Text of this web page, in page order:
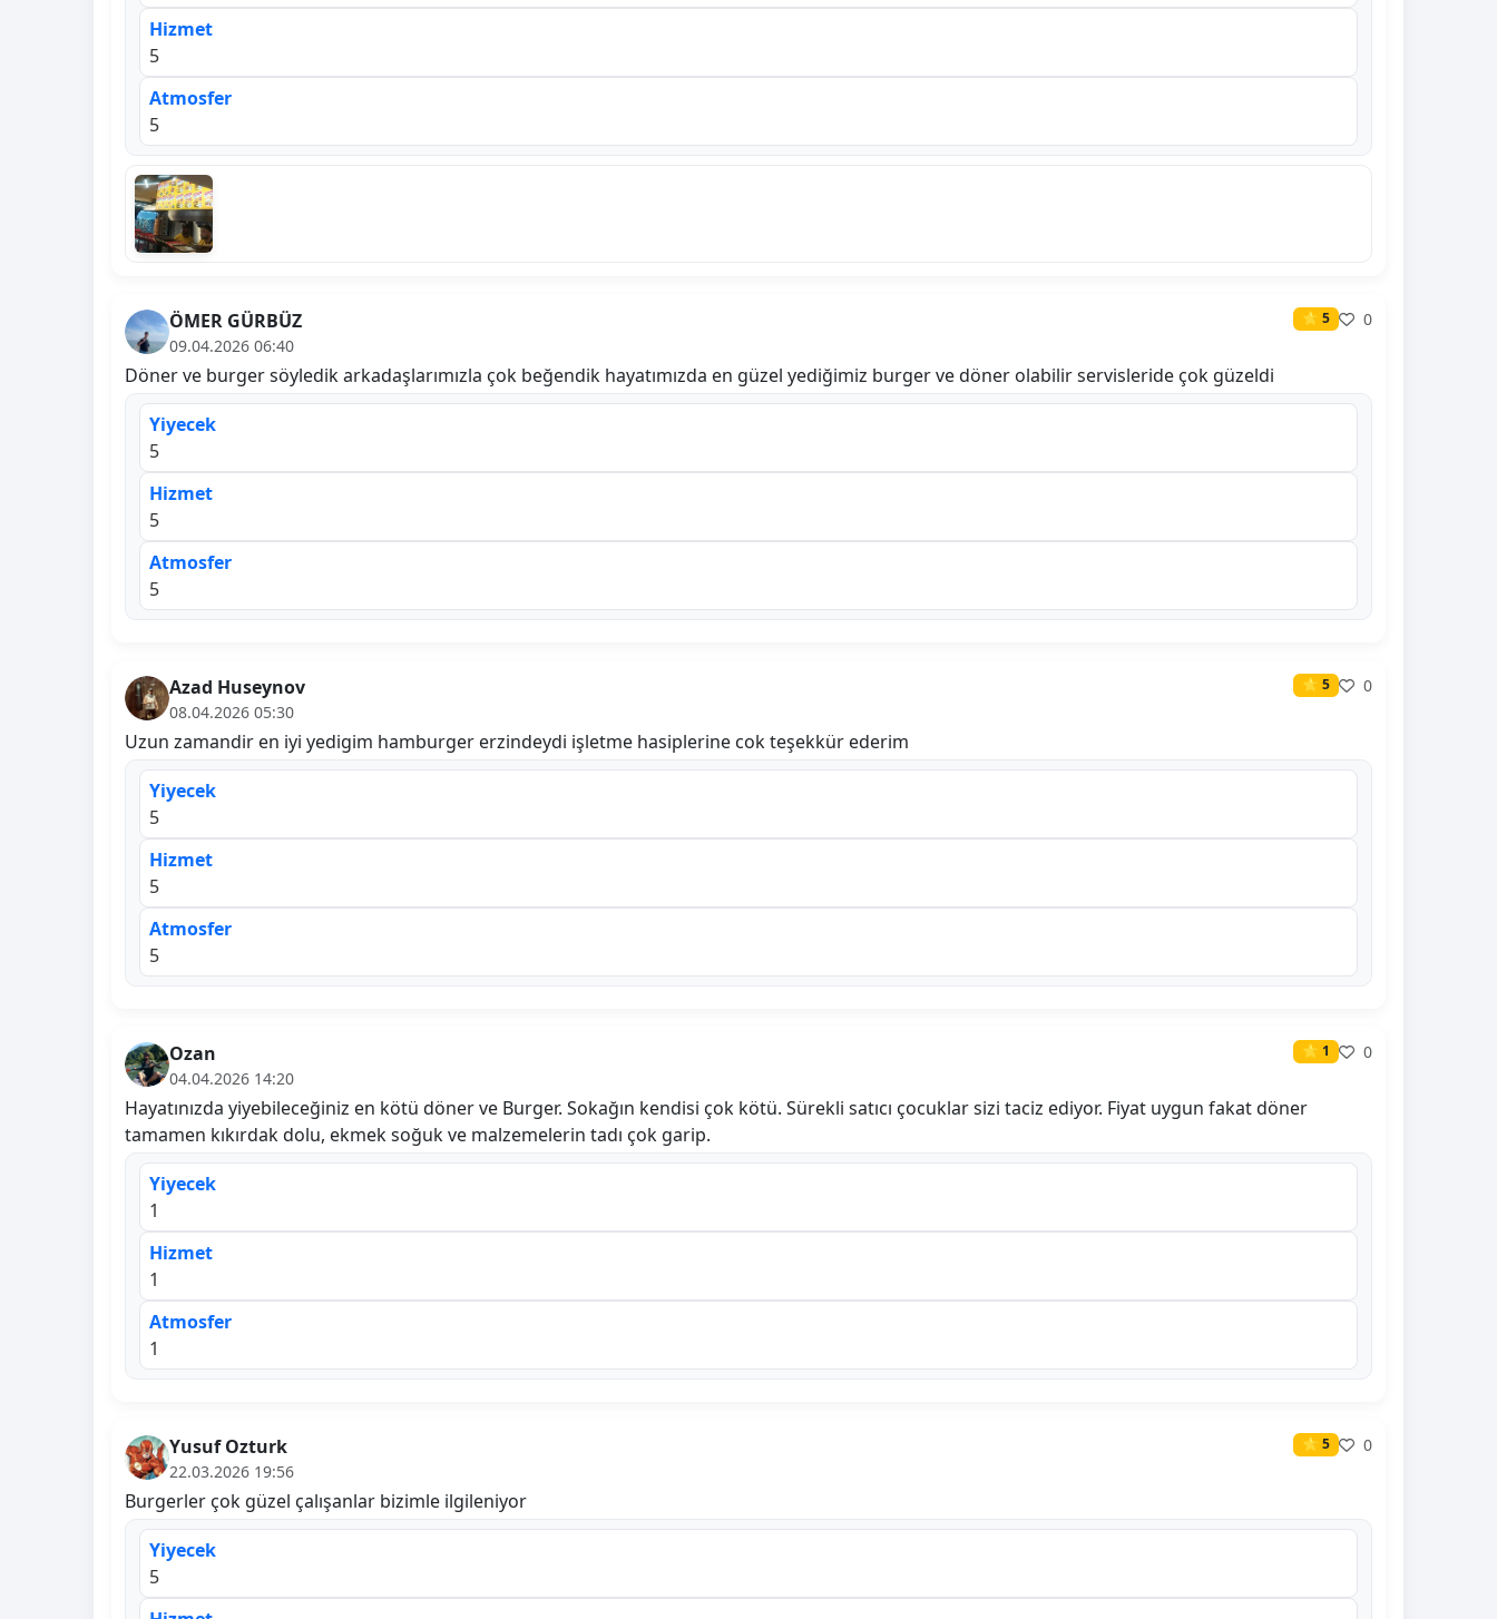
Hizmet
5
Atmosfer
5
ÖMER GÜRBÜZ ⭐ 5
0
09.04.2026 06:40
Döner ve burger söyledik arkadaşlarımızla çok beğendik hayatımızda en güzel yediğimiz burger ve döner olabilir servisleride çok güzeldi
Yiyecek
5
Hizmet
5
Atmosfer
5
Azad Huseynov ⭐ 5
0
08.04.2026 05:30
Uzun zamandir en iyi yedigim hamburger erzindeydi işletme hasiplerine cok teşekkür ederim
Yiyecek
5
Hizmet
5
Atmosfer
5
Ozan ⭐ 1
0
04.04.2026 14:20
Hayatınızda yiyebileceğiniz en kötü döner ve Burger. Sokağın kendisi çok kötü. Sürekli satıcı çocuklar sizi taciz ediyor. Fiyat uygun fakat döner
tamamen kıkırdak dolu, ekmek soğuk ve malzemelerin tadı çok garip.
Yiyecek
1
Hizmet
1
Atmosfer
1
Yusuf Ozturk ⭐ 5
0
22.03.2026 19:56
Burgerler çok güzel çalışanlar bizimle ilgileniyor
Yiyecek
5